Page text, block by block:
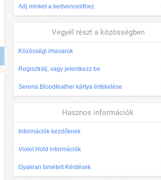
Adj minket a kedvenceidhez
Vegyél részt a közösségben
Közösségi imasarok
Regisztrálj, vagy jelentkezz be
Serena Bloodfeather kártya értékelése
Hasznos információk
Információk kezdőknek
Violet Hold információk
Gyakran Ismételt Kérdések